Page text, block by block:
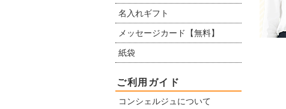
名入れギフト
メッセージカード【無料】
紙袋
ご利用ガイド
コンシェルジュについて